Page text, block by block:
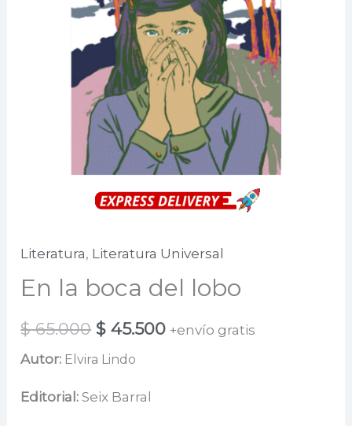
Literatura, Literatura Universal
En la boca del lobo
$65.000 El
precio
original
$ 45.500El
+envío gratis
Autor: Elvira Lindo
Editorial:Seix Barral